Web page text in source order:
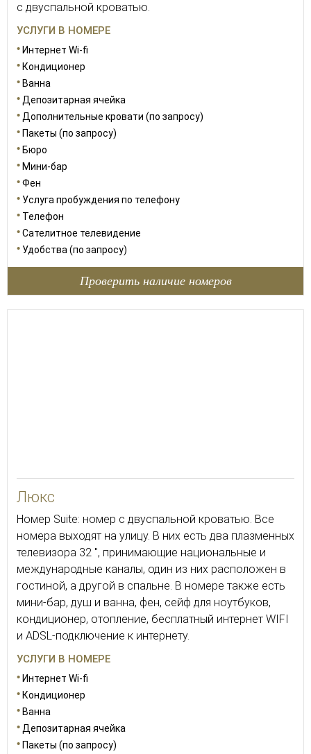
с двуспальной кроватью.
УСЛУГИ В НОМЕРЕ
Интернет Wi-fi
Кондиционер
Ванна
Депозитарная ячейка
Дополнительные кровати (по запросу)
Пакеты (по запросу)
Бюро
Мини-бар
Фен
Услуга пробуждения по телефону
Телефон
Сателитное телевидение
Удобства (по запросу)
Проверить наличие номеров
Люкс
Номер Suite: номер с двуспальной кроватью. Все
номера выходят на улицу. В них есть два плазменных
телевизора 32 ", принимающие национальные и
международные каналы, один из них расположен в
гостиной, а другой в спальне. В номере также есть
мини-бар, душ и ванна, фен, сейф для ноутбуков,
кондиционер, отопление, бесплатный интернет WIFI
и ADSL-подключение к интернету.
УСЛУГИ В НОМЕРЕ
Интернет Wi-fi
Кондиционер
Ванна
Депозитарная ячейка
Пакеты (по запросу)